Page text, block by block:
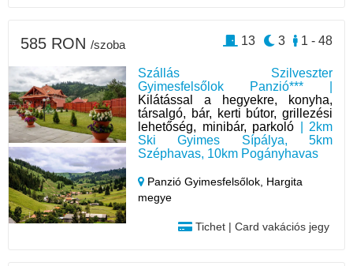
Szállás Szilveszter
Gyimesfelsőlok Panzió*** |
Kilátással a hegyekre, konyha,
társalgó, bár, kerti bútor, grillezési
lehetőség, minibár, parkoló | 2km
Ski Gyimes Sípálya, 5km
Széphavas, 10km Pogányhavas
Panzió Gyimesfelsőlok, Hargita
megye
Tichet | Card vakációs jegy
585 RON /szoba 1 - 48
3
13